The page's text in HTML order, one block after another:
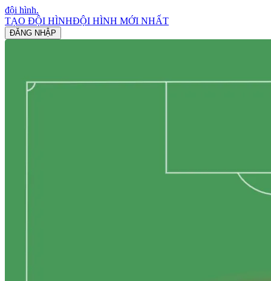
đội hình.
TẠO ĐỘI HÌNHĐỘI HÌNH MỚI NHẤT
ĐĂNG NHẬP